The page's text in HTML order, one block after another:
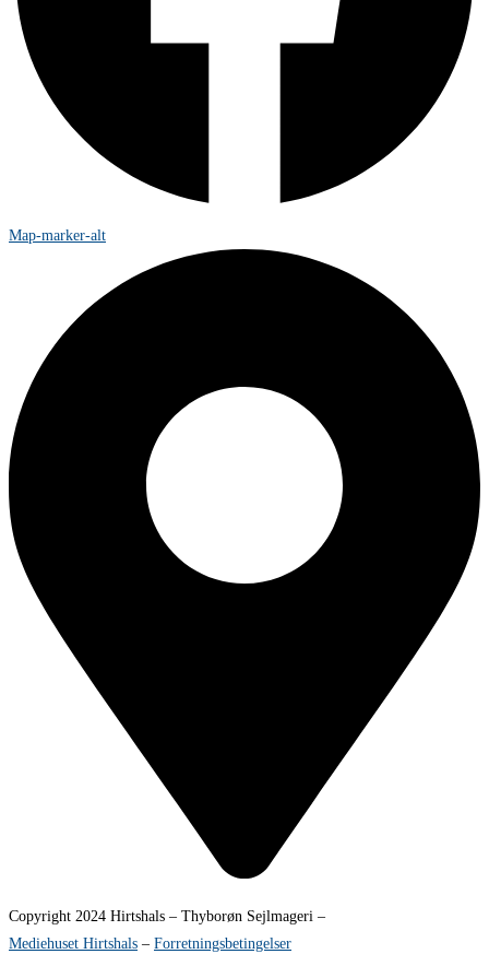
Map-marker-alt
Copyright 2024 Hirtshals – Thyborøn Sejlmageri –
Mediehuset Hirtshals – Forretningsbetingelser